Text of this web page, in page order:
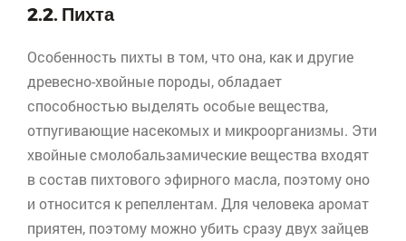
2.2. Пихта
Особенность пихты в том, что она, как и другие
древесно-хвойные породы, обладает
способностью выделять особые вещества,
отпугивающие насекомых и микроорганизмы. Эти
хвойныесмолобальзамические вещества входят
в состав пихтового эфирного масла, поэтому оно
и относится к репеллентам. Для человека аромат
приятен, поэтому можно убить сразу двух зайцев